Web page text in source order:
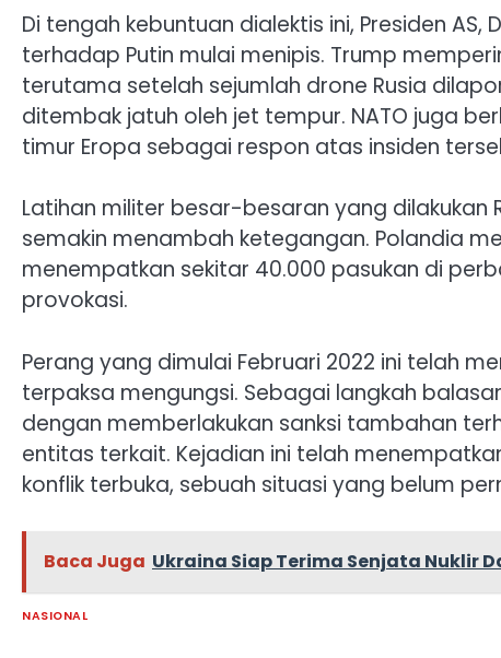
Di tengah kebuntuan dialektis ini, Presiden
terhadap Putin mulai menipis. Trump
terutama setelah sejumlah drone Rusia
ditembak jatuh oleh jet tempur. NATO juga
timur Eropa sebagai respon atas insiden
Latihan militer besar-besaran yang dilakukan
semakin menambah ketegangan. Polandia
menempatkan sekitar 40.000 pasukan di
provokasi.
Perang yang dimulai Februari 2022 ini telah
terpaksa mengungsi. Sebagai langkah
dengan memberlakukan sanksi tambahan
entitas terkait. Kejadian ini telah
konflik terbuka, sebuah situasi yang belum
Baca Juga Ukraina Siap Terima Senjata Nuklir
NASIONAL